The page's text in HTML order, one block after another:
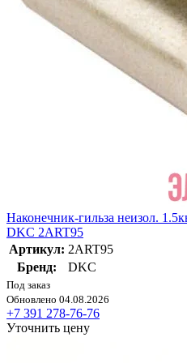
Наконечник-гильза неизол.
DKC 2ART95
Артикул: 2ART95
Бренд:
DKC
Под заказ
Обновлено 04.08.2026
+7 391 278-76-76
Уточнить цену